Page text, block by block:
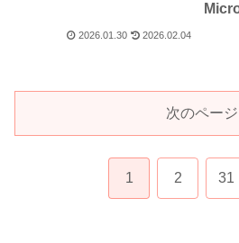
2026.01.30 2026.02.04
次のページ
1 2 31